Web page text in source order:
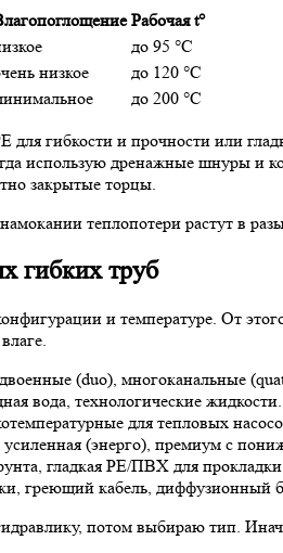
Рабочая t°
до 95 °C
низкое
до 120 °C
до 200 °C
для гибкости и прочности или
использую дренажные шнуры и
закрытые торцы.
теплопотери растут в
гибких труб
и температуре. От
(duo), многоканальные
вода, технологические
для тепловых
(энерго), премиум с
гладкая PE/ПВХ для прокладки
греющий кабель, диффузионный
потом выбираю тип.